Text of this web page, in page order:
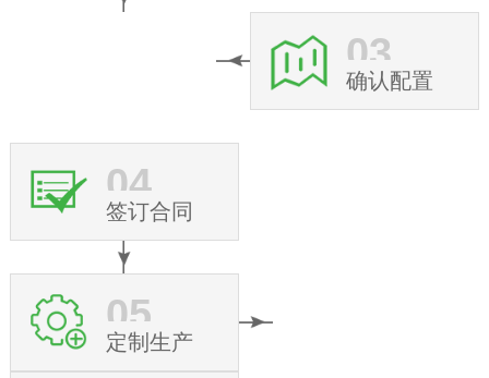
03
确认配置
04
签订合同
05
定制生产